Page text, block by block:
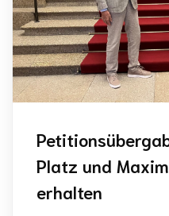
Platz und
erhalten